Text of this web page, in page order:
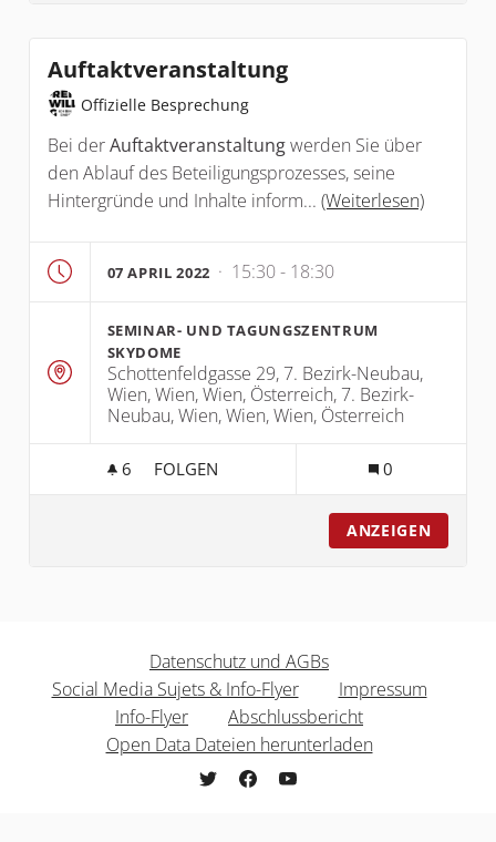
Auftaktveranstaltung
Offizielle Besprechung
Bei derAuftaktveranstaltungwerden Sie über
den Ablauf des Beteiligungsprozesses, seine
Hintergründe und Inhalte inform... (Weiterlesen)
07 APRIL 2022 · 15:30 - 18:30
SEMINAR- UND TAGUNGSZENTRUM
SKYDOME
Schottenfeldgasse 29, 7. Bezirk-Neubau,
Wien, Wien, Wien, Österreich, 7. Bezirk-
Neubau, Wien, Wien, Wien, Österreich
6 6 FOLLOWER
FOLGEN 0
ANZEIGEN
Datenschutz und AGBs
Social Media Sujets & Info-Flyer
Impressum
Info-Flyer
Abschlussbericht
Open Data Dateien herunterladen
freiwilligenpolitik.mitgestalten.jetzt